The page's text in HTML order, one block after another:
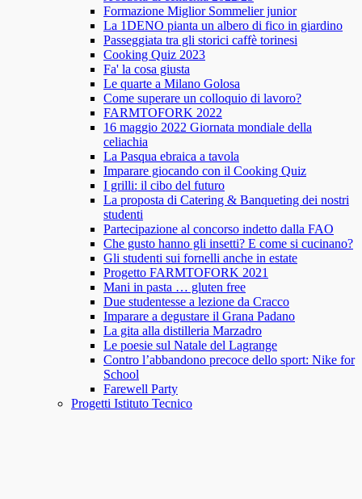
Formazione Miglior Sommelier junior
La 1DENO pianta un albero di fico in giardino
Passeggiata tra gli storici caffè torinesi
Cooking Quiz 2023
Fa' la cosa giusta
Le quarte a Milano Golosa
Come superare un colloquio di lavoro?
FARMTOFORK 2022
16 maggio 2022 Giornata mondiale della
celiachia
La Pasqua ebraica a tavola
Imparare giocando con il Cooking Quiz
I grilli: il cibo del futuro
La proposta di Catering & Banqueting dei nostri
studenti
Partecipazione al concorso indetto dalla FAO
Che gusto hanno gli insetti? E come si cucinano?
Gli studenti sui fornelli anche in estate
Progetto FARMTOFORK 2021
Mani in pasta … gluten free
Due studentesse a lezione da Cracco
Imparare a degustare il Grana Padano
La gita alla distilleria Marzadro
Le poesie sul Natale del Lagrange
Contro l’abbandono precoce dello sport: Nike for
School
Farewell Party
Progetti Istituto Tecnico